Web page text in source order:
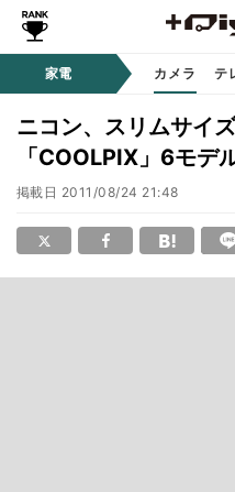
家電 カメラ テ
ニコン、スリムサイ
「COOLPIX」6モデ
掲載日 2011/08/24 21:48